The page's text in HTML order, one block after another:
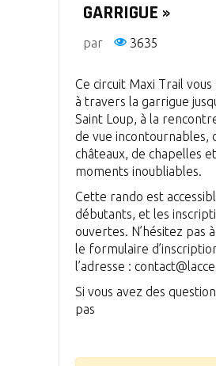
GARRIGUE »
par 3635
Ce circuit Maxi Trail
à travers la garrigue
Saint Loup, à la
de vue incontournables,
châteaux, de chapelles
moments inoubliables.
Cette rando est
débutants, et les
ouvertes. N’hésitez pas
le formulaire
l’adresse :
Si vous avez des
pas